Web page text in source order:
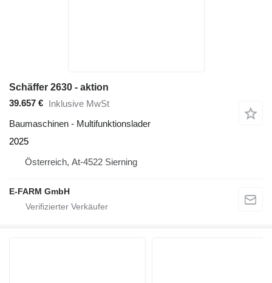
Schäffer 2630 - aktion
39.657 € Inklusive MwSt
Baumaschinen - Multifunktionslader
2025
Österreich, At-4522 Sierning
E-FARM GmbH